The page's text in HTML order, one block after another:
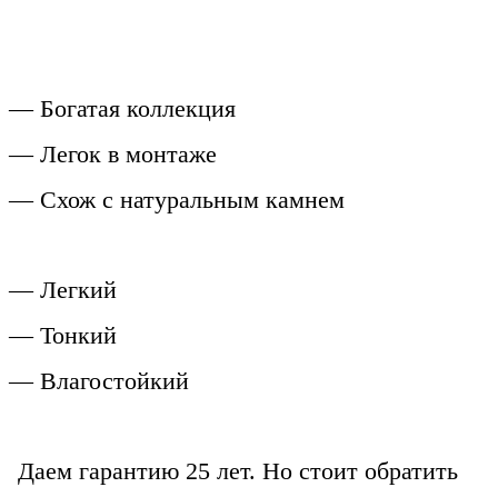
— Богатая коллекция
— Легок в монтаже
— Схож с натуральным камнем
— Легкий
— Тонкий
— Влагостойкий
Даем гарантию 25 лет. Но стоит обратить